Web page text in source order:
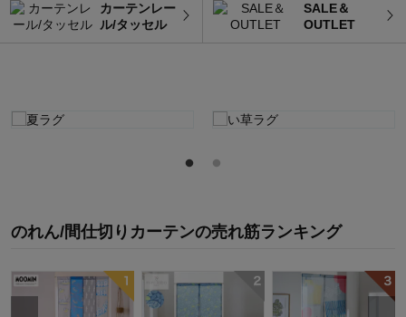
カーテンレー
ル/タッセル
SALE＆
OUTLET
のれん/間仕切りカーテンの売れ筋ランキング